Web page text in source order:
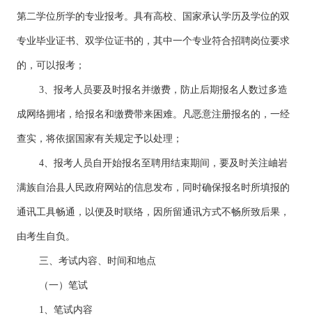
第二学位所学的专业报考。具有高校、国家承认学历及学位的双
专业毕业证书、双学位证书的，其中一个专业符合招聘岗位要求
的，可以报考；
3、报考人员要及时报名并缴费，防止后期报名人数过多造
成网络拥堵，给报名和缴费带来困难。凡恶意注册报名的，一经
查实，将依据国家有关规定予以处理；
4、报考人员自开始报名至聘用结束期间，要及时关注岫岩
满族自治县人民政府网站的信息发布，同时确保报名时所填报的
通讯工具畅通，以便及时联络，因所留通讯方式不畅所致后果，
由考生自负。
三、考试内容、时间和地点
（一）笔试
1、笔试内容